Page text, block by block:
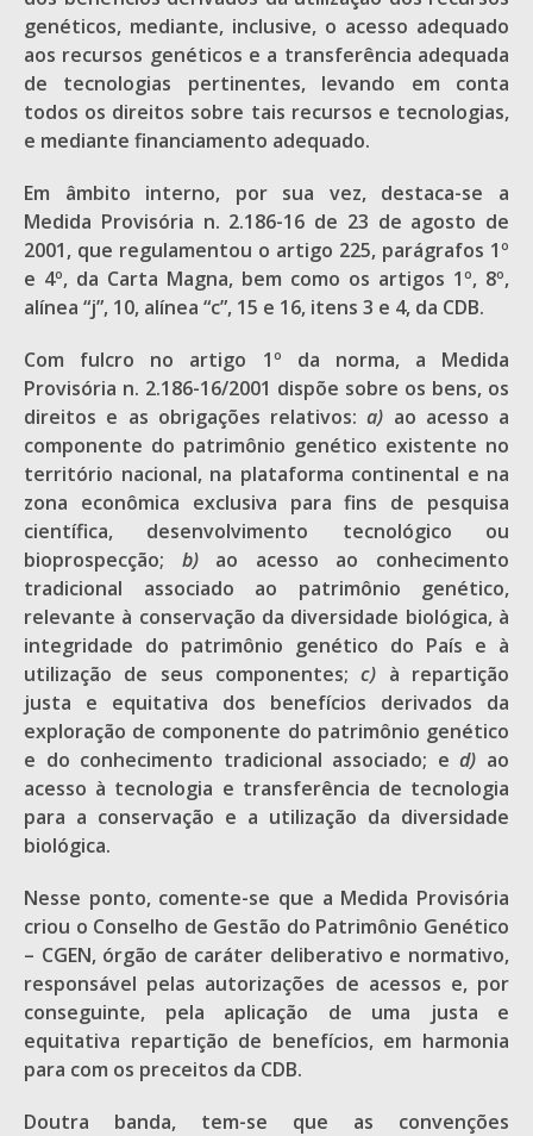
genéticos, mediante, inclusive, o acesso adequado
aos recursos genéticos e a transferência adequada
de tecnologias pertinentes, levando em conta
todos os direitos sobre tais recursos e tecnologias,
e mediante financiamento adequado.
Em âmbito interno, por sua vez, destaca-se a
Medida Provisória n. 2.186-16 de 23 de agosto de
2001, que regulamentou o artigo 225, parágrafos 1º
e 4º, da Carta Magna, bem como os artigos 1º, 8º,
alínea “j”, 10, alínea “c”, 15 e 16, itens 3 e 4, da CDB.
Com fulcro no artigo 1º da norma, a Medida
Provisória n. 2.186-16/2001 dispõe sobre os bens, os
direitos e as obrigações relativos:a) ao acesso a
componente do patrimônio genético existente no
território nacional, na plataforma continental e na
zona econômica exclusiva para fins de pesquisa
científica, desenvolvimento tecnológico ou
bioprospecção; b)ao acesso ao conhecimento
tradicional associado ao patrimônio genético,
relevante à conservação da diversidade biológica, à
integridade do patrimônio genético do País e à
utilização de seus componentes;c) à repartição
justa e equitativa dos benefícios derivados da
exploração de componente do patrimônio genético
e do conhecimento tradicional associado; ed) ao
acesso à tecnologia e transferência de tecnologia
para a conservação e a utilização da diversidade
biológica.
Nesse ponto, comente-se que a Medida Provisória
criou o Conselho de Gestão do Patrimônio Genético
– CGEN, órgão de caráter deliberativo e normativo,
responsável pelas autorizações de acessos e, por
conseguinte, pela aplicação de uma justa e
equitativa repartição de benefícios, em harmonia
para com os preceitos da CDB.
Doutra banda, tem-se que as convenções